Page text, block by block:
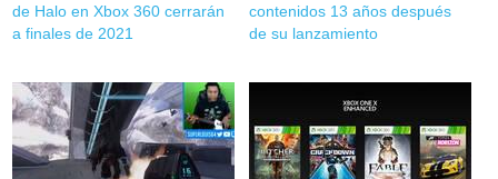
de Halo en Xbox 360 cerrarán
a finales de 2021
contenidos 13 años después
de su lanzamiento